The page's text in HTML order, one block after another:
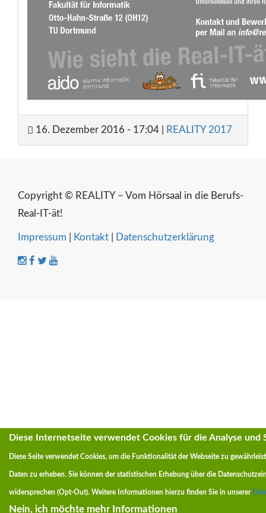
16. Dezember 2016 - 17:04 REALITY 2017
Copyright © REALITY – Vom Hörsaal in die Berufs-
Real-IT-ät!
Impressum Kontakt Datenschutzerklärung
Diese Internetseite verwendet Cookies für die Analyse und
Diese Seite verwendet Cookies, um die Funktionalität der Webseite zu
Daten zu erheben. Sie können der statistischen Erhebung über die
widersprechen (Opt-Out). Weitere Informationen hierzu finden Sie in unserer
Nein, ich möchte mehr Informationen